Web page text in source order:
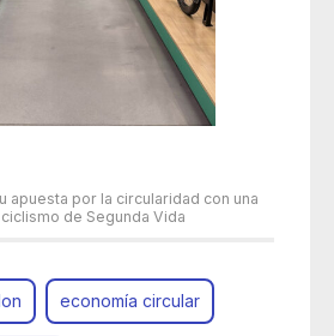
apuesta por la circularidad con una
de Segunda Vida
economía circular